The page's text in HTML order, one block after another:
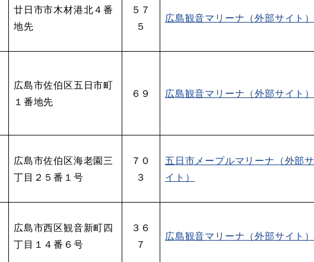
廿日市市木材港北４番
地先
５７
５
広島観音マリーナ（外部サイト）
広島市佐伯区五日市町
１番地先
６９ 広島観音マリーナ（外部サイト）
広島市佐伯区海老園三
丁目２５番１号
７０
３
五日市メープルマリーナ（外部サ
イト）
広島市西区観音新町四
丁目１４番６号
３６
７
広島観音マリーナ（外部サイト）